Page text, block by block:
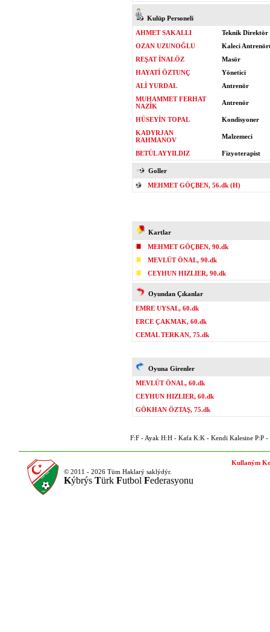
Kulüp Personeli
AHMET SAKALLI
Teknik Direktör
OZAN UZUNOĞLU
Kaleci
REŞAT İNALÖZ
Masör
HAYATİ ÖZTUNÇ
Yönetici
ALİ YURDAL
Antrenör
MUHAMMET FERHAT
NAZİK
Antrenör
HÜSEYİN TOPAL
Kondisyoner
KADYRJAN
RAHMANOV
Malzemeci
BETÜL AYYILDIZ Fizyoterapist
Goller
MEHMET GÖÇBEN, 56.dk (H)
Kartlar
MEHMET GÖÇBEN, 90.dk
MEVLÜT ÖNAL, 90.dk
CEYHUN HIZLIER, 90.dk
Oyundan Çıkanlar
EMRE UYSAL, 60.dk
ERCE ÇAKMAK, 60.dk
CEMAL TERKAN, 75.dk
Oyuna Girenler
MEVLÜT ÖNAL, 60.dk
CEYHUN HIZLIER, 60.dk
GÖKHAN ÖZTAŞ, 75.dk
F:F - Ayak H:H - Kafa K:K - Kendi Kalesine P:P -
© 2011 - 2026 Tüm Haklarý saklýdýr.
Kýbrýs Türk Futbol Federasyonu
Kullaným